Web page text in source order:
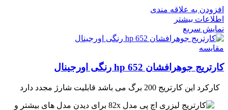
افزودن به علاقه مندی
اطلاعات بیشتر
نمایش سریع
مقايسه
کارتریج جوهرافشان 652 hp رنگی اورجینال
کارکرد این کارتریج 200 برگ می باشد قابلیت شارژ مجدد دارد
برای دیدن مدل های بیشتر و